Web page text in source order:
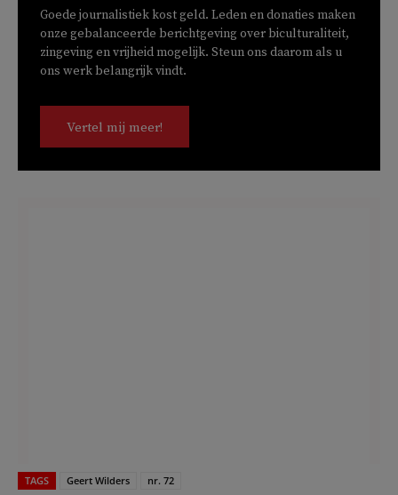
Goede journalistiek kost geld. Leden en donaties maken
onze gebalanceerde berichtgeving over biculturaliteit,
zingeving en vrijheid mogelijk. Steun ons daarom als u
ons werk belangrijk vindt.
Vertel mij meer!
TAGS Geert Wilders nr. 72